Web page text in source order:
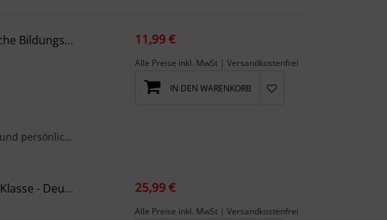
Sänk Ju For Träwelling Wis Deutsche Bildungssystem
Schnell und einfach zum originellen und persönlichen Abschiedsgeschenk: Das Freundebuch mit viele...
11,99 €
Alle Preise inkl. MwSt | Versandkostenfrei
IN DEN WARENKORB
Kurze Lesespurgeschichten 5./6. Klasse - Deutsch 25,99 €
Alle Preise inkl. MwSt | Versandkostenfrei